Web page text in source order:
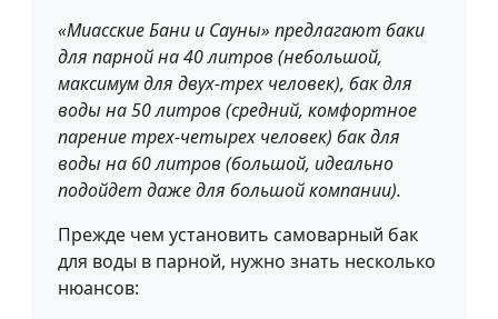
«Миасские Бани и Сауны» предлагают баки
для парной на 40 литров (небольшой,
максимум для двух-трех человек), бак для
воды на 50 литров (средний, комфортное
парение трех-четырех человек) бак для
воды на 60 литров (большой, идеально
подойдет даже для большой компании).
Прежде чем установить самоварный бак
для воды в парной, нужно знать несколько
нюансов: